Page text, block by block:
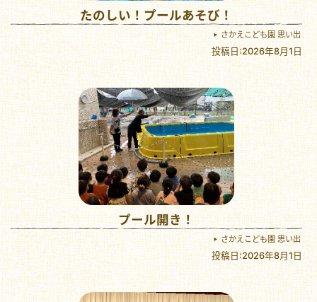
たのしい！プールあそび！
さかえこども園 思い出
投稿日:2026年8月1日
プール開き！
さかえこども園 思い出
投稿日:2026年8月1日